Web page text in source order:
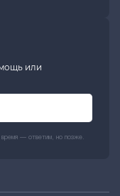
или
время — ответим, но позже.